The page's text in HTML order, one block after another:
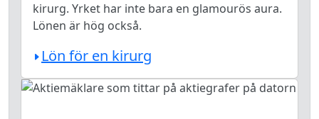
kirurg. Yrket har inte bara en glamourös aura.
Lönen är hög också.
Lön för en kirurg